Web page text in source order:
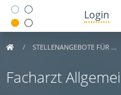
Login
STELLENANGEBOTE FÜR …
Facharzt